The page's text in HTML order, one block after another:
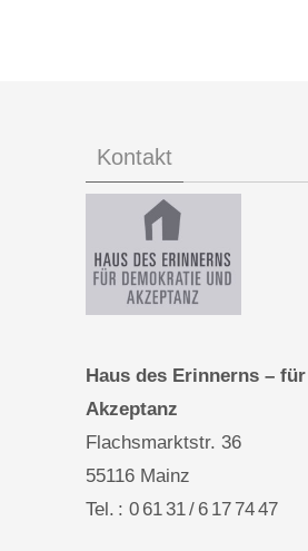
Kontakt
Haus des Erinnerns –
Akzeptanz
Flachsmarktstr. 36
55116 Mainz
Tel. : 0 61 31 / 6 17 74 47